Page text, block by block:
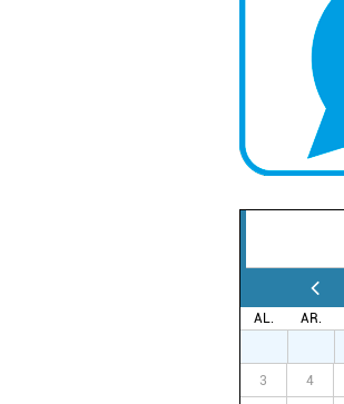
AL. AR.
3 4